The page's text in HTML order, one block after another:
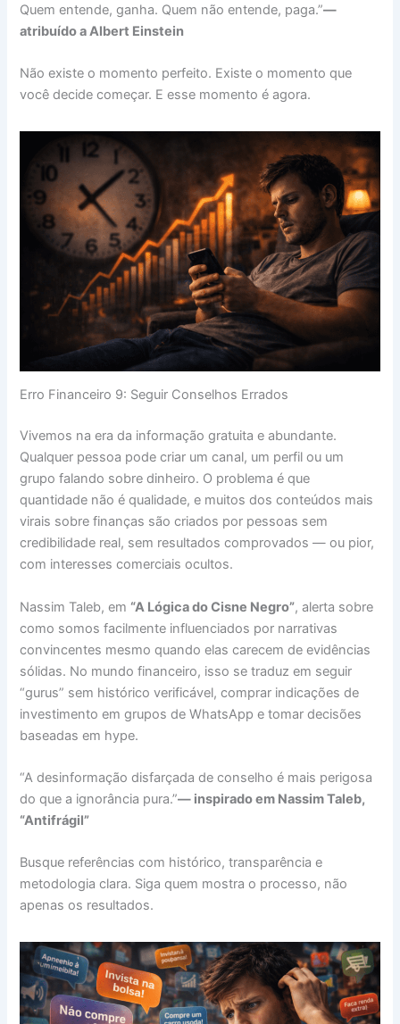
Quem entende, ganha. Quem não entende, paga.”—
atribuído a Albert Einstein
Não existe o momento perfeito. Existe o momento que
você decide começar. E esse momento é agora.
Erro Financeiro 9: Seguir Conselhos Errados
Vivemos na era da informação gratuita e abundante.
Qualquer pessoa pode criar um canal, um perfil ou um
grupo falando sobre dinheiro. O problema é que
quantidade não é qualidade, e muitos dos conteúdos mais
virais sobre finanças são criados por pessoas sem
credibilidade real, sem resultados comprovados — ou pior,
com interesses comerciais ocultos.
Nassim Taleb, em “A Lógica do Cisne Negro”, alerta sobre
como somos facilmente influenciados por narrativas
convincentes mesmo quando elas carecem de evidências
sólidas. No mundo financeiro, isso se traduz em seguir
“gurus” sem histórico verificável, comprar indicações de
investimento em grupos de WhatsApp e tomar decisões
baseadas em hype.
“A desinformação disfarçada de conselho é mais perigosa
do que a ignorância pura.”— inspirado em Nassim Taleb,
“Antifrágil”
Busque referências com histórico, transparência e
metodologia clara. Siga quem mostra o processo, não
apenas os resultados.